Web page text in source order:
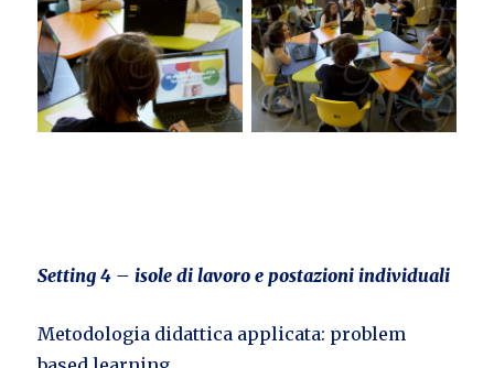
Setting 4 – isole di lavoro e postazioni individuali
Metodologia didattica applicata: problem